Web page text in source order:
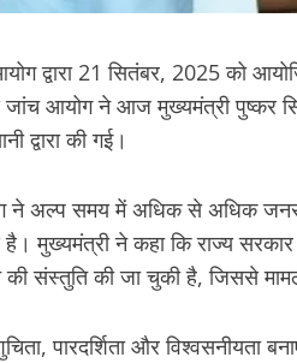
द्वारा 21 सितंबर, 2025 को
जांच आयोग ने आज मुख्यमंत्री पुष्कर
द्वारा की गई।
ने अल्प समय में अधिक से अधिक
मुख्यमंत्री ने कहा कि राज्य सरकार
संस्तुति की जा चुकी है, जिससे मामले
पारदर्शिता और विश्वसनीयता